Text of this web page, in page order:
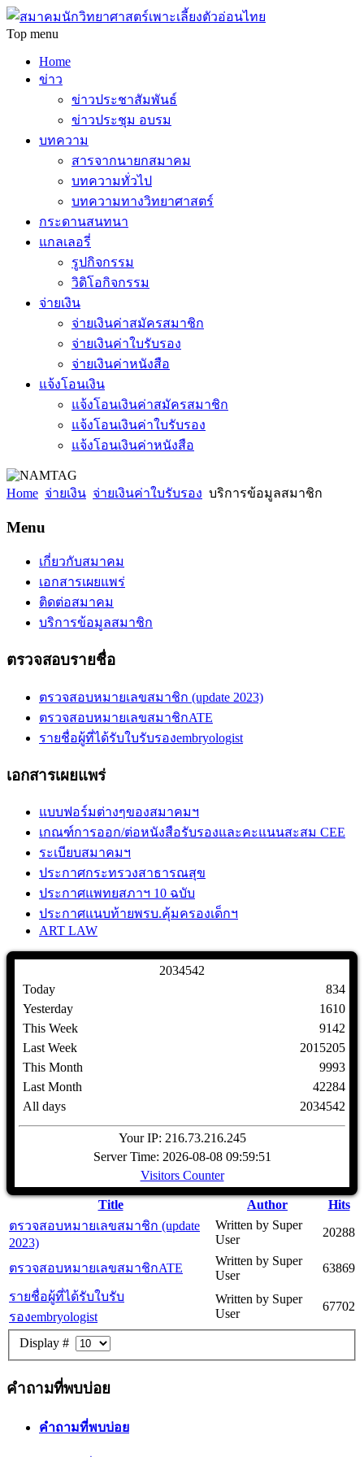
Top menu
Home
ข่าว
ข่าวประชาสัมพันธ์
ข่าวประชุม อบรม
บทความ
สารจากนายกสมาคม
บทความทั่วไป
บทความทางวิทยาศาสตร์
กระดานสนทนา
แกลเลอรี่
รูปกิจกรรม
วิดิโอกิจกรรม
จ่ายเงิน
จ่ายเงินค่าสมัครสมาชิก
จ่ายเงินค่าใบรับรอง
จ่ายเงินค่าหนังสือ
แจ้งโอนเงิน
แจ้งโอนเงินค่าสมัครสมาชิก
แจ้งโอนเงินค่าใบรับรอง
แจ้งโอนเงินค่าหนังสือ
Home จ่ายเงิน จ่ายเงินค่าใบรับรอง บริการข้อมูลสมาชิก
Menu
เกี่ยวกับสมาคม
เอกสารเผยแพร่
ติดต่อสมาคม
บริการข้อมูลสมาชิก
ตรวจสอบรายชื่อ
ตรวจสอบหมายเลขสมาชิก (update 2023)
ตรวจสอบหมายเลขสมาชิกATE
รายชื่อผู้ที่ได้รับใบรับรองembryologist
เอกสารเผยแพร่
แบบฟอร์มต่างๆของสมาคมฯ
เกณฑ์การออก/ต่อหนังสือรับรองและคะแนนสะสม CEE
ระเบียบสมาคมฯ
ประกาศกระทรวงสาธารณสุข
ประกาศแพทยสภาฯ 10 ฉบับ
ประกาศแนบท้ายพรบ.คุ้มครองเด็กฯ
ART LAW
2034542
Today
Yesterday
This Week
Last Week
This Month
Last Month
All days
834
1610
9142
2015205
9993
42284
2034542
Your IP: 216.73.216.245
Server Time: 2026-08-08 09:59:51
Visitors Counter
Title Author
Hits
ตรวจสอบหมายเลขสมาชิก (update
2023)
Written by Super
User
20288
ตรวจสอบหมายเลขสมาชิกATE
Written by Super
User
63869
รายชื่อผู้ที่ได้รับใบรับ
รองembryologist
Written by Super
User
67702
Display #
คำถามที่พบบ่อย
คำถามที่พบบ่อย